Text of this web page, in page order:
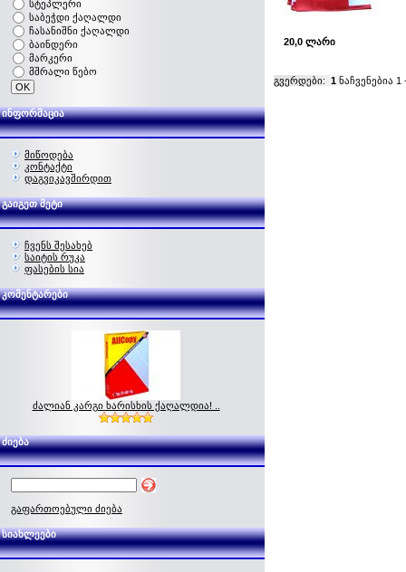
სტეპლერი
საბეჭდი ქაღალდი
ჩასანიშნი ქაღალდი
ბაინდერი
მარკერი
მშრალი წებო
ინფორმაცია
მიწოდება
კონტაქტი
დაგვიკავშირდით
გაიგეთ მეტი
ჩვენს შესახებ
საიტის რუკა
ფასების სია
კომენტარები
ძალიან კარგი ხარისხის ქაღალდია! ..
ძიება
გაფართოებული ძიება
სიახლეები
20,0 ლარი
გვერდები: 1 ნაჩვენებია 1